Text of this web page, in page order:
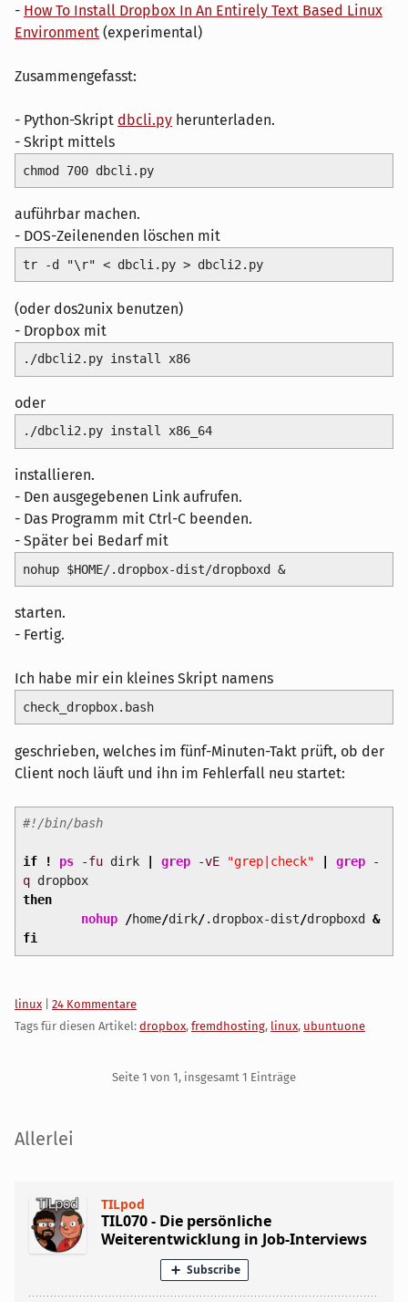
- How To Install Dropbox In An Entirely Text Based Linux
Environment (experimental)
Zusammengefasst:
- Python-Skript dbcli.py herunterladen.
- Skript mittels
chmod 700 dbcli.py
auführbar machen.
- DOS-Zeilenenden löschen mit
tr -d "\r" < dbcli.py > dbcli2.py
(oder dos2unix benutzen)
- Dropbox mit
./dbcli2.py install x86
oder
./dbcli2.py install x86_64
installieren.
- Den ausgegebenen Link aufrufen.
- Das Programm mit Ctrl-C beenden.
- Später bei Bedarf mit
nohup $HOME/.dropbox-dist/dropboxd &
starten.
- Fertig.
Ich habe mir ein kleines Skript namens
check_dropbox.bash
geschrieben, welches im fünf-Minuten-Takt prüft, ob der
Client noch läuft und ihn im Fehlerfall neu startet:
#!/bin/bash
if ! ps -fudirk grep -vE "grep|check" grep
-
qdropbox
then
nohup /home/dirk/.dropbox-dist/dropboxd &
fi
Kategorien:
linux
24 Kommentare
Tags für diesen Artikel: dropbox, fremdhosting, linux, ubuntuone
Seite 1 von 1, insgesamt 1 Einträge
Seitenleiste
Allerlei